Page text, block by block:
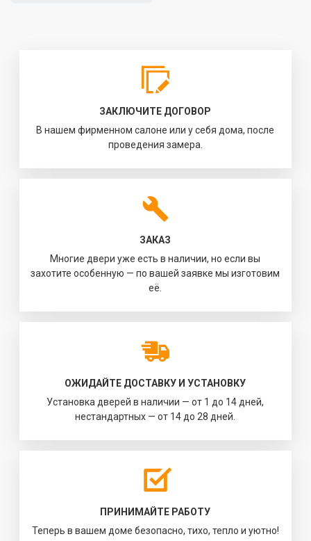
ЗАКЛЮЧИТЕ ДОГОВОР
В нашем фирменном салоне или у себя дома, после
проведения замера.
ЗАКАЗ
Многие двери уже есть в наличии, но если вы
захотите особенную — по вашей заявке мы изготовим
её.
ОЖИДАЙТЕ ДОСТАВКУ И УСТАНОВКУ
Установка дверей в наличии — от 1 до 14 дней,
нестандартных — от 14 до 28 дней.
ПРИНИМАЙТЕ РАБОТУ
Теперь в вашем доме безопасно, тихо, тепло и уютно!